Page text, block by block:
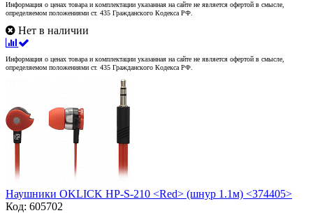
Информация о ценах товара и комплектации указанная на сайте не является офертой в смысле,
определяемом положениями ст. 435 Гражданского Кодекса РФ.
Нет в наличии
Информация о ценах товара и комплектации указанная на сайте не является офертой в смысле,
определяемом положениями ст. 435 Гражданского Кодекса РФ.
Наушники OKLICK HP-S-210 <Red> (шнур 1.1м) <374405>
Код: 605702